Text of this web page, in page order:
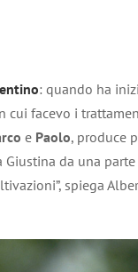
: quando ha
facevo i
e Paolo, produce
da una
spiega